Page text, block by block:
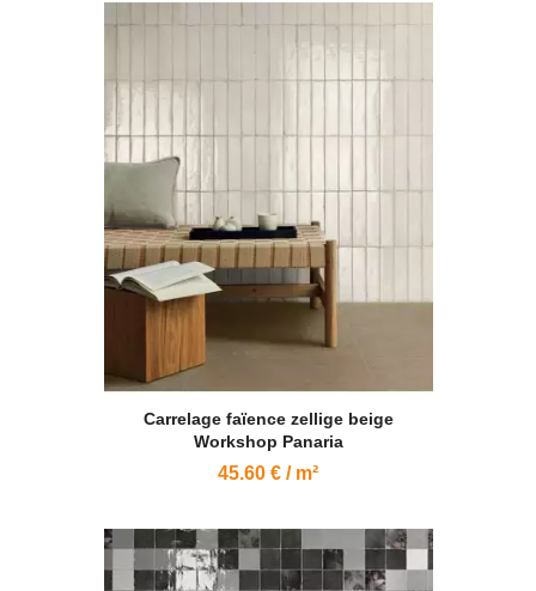
Carrelage faïence zellige beige
Workshop Panaria
45.60 € / m²